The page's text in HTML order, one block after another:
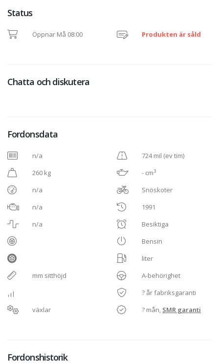
Status
Öppnar Må 08:00 Produkten är såld
Chatta och diskutera
Fordonsdata
n/a
260 kg
n/a
n/a
n/a
mm sitthöjd
växlar
724 mil (ev tim)
- cm3
Snöskoter
1991
Besiktiga
Bensin
liter
A-behörighet
? år fabriksgaranti
? mån, SMR garanti
Fordonshistorik